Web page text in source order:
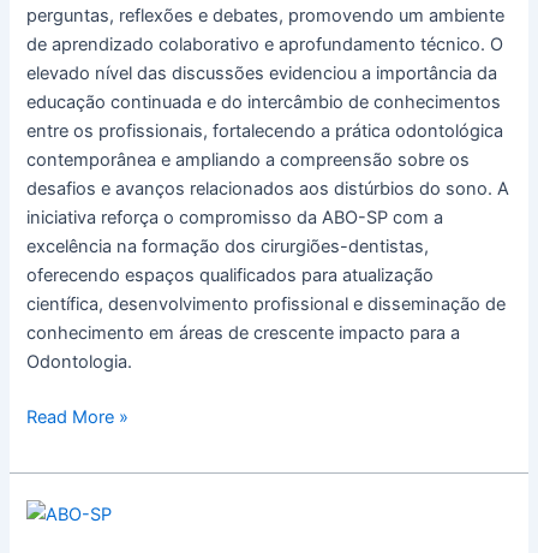
perguntas, reflexões e debates, promovendo um ambiente
de aprendizado colaborativo e aprofundamento técnico. O
elevado nível das discussões evidenciou a importância da
educação continuada e do intercâmbio de conhecimentos
entre os profissionais, fortalecendo a prática odontológica
contemporânea e ampliando a compreensão sobre os
desafios e avanços relacionados aos distúrbios do sono. A
iniciativa reforça o compromisso da ABO-SP com a
excelência na formação dos cirurgiões-dentistas,
oferecendo espaços qualificados para atualização
científica, desenvolvimento profissional e disseminação de
conhecimento em áreas de crescente impacto para a
Odontologia.
Read More »
Secretário